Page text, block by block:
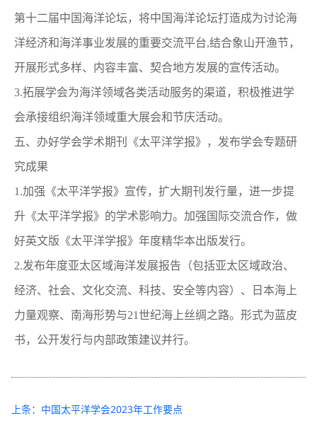
第十二届中国海洋论坛，将中国海洋论坛打造成为讨论海
洋经济和海洋事业发展的重要交流平台,结合象山开渔节，
开展形式多样、内容丰富、契合地方发展的宣传活动。
3.拓展学会为海洋领域各类活动服务的渠道，积极推进学
会承接组织海洋领域重大展会和节庆活动。
五、办好学会学术期刊《太平洋学报》，发布学会专题研
究成果
1.加强《太平洋学报》宣传，扩大期刊发行量，进一步提
升《太平洋学报》的学术影响力。加强国际交流合作，做
好英文版《太平洋学报》年度精华本出版发行。
2.发布年度亚太区域海洋发展报告（包括亚太区域政治、
经济、社会、文化交流、科技、安全等内容）、日本海上
力量观察、南海形势与21世纪海上丝绸之路。形式为蓝皮
书，公开发行与内部政策建议并行。
上条：中国太平洋学会2023年工作要点